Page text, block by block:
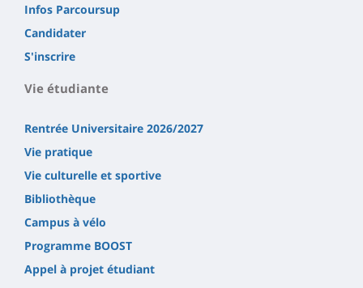
Infos Parcoursup
Candidater
S'inscrire
Vie étudiante
Rentrée Universitaire 2026/2027
Vie pratique
Vie culturelle et sportive
Bibliothèque
Campus à vélo
Programme BOOST
Appel à projet étudiant